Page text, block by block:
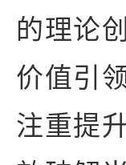
的理论
价值引
注重提